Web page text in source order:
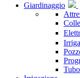
Giardinaggio